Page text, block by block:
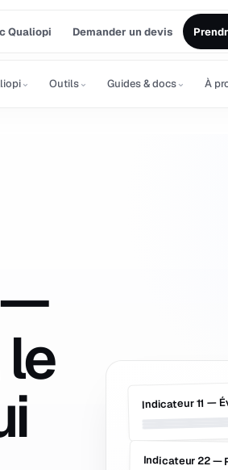
Qualiopi Demander un devis
⌄ Outils⌄ Guides & docs⌄ À
—
Indicateur 11 —
Indicateur 22 —